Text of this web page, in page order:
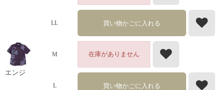
LL 買い物かごに入れる
エンジ
M 在庫がありません
L 買い物かごに入れる